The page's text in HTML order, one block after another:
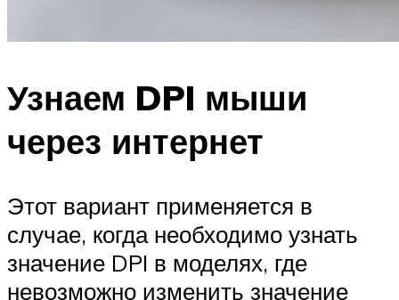
Узнаем DPI мыши
через интернет
Этот вариант применяется в
случае, когда необходимо узнать
значение DPI в моделях, где
невозможно изменить значение